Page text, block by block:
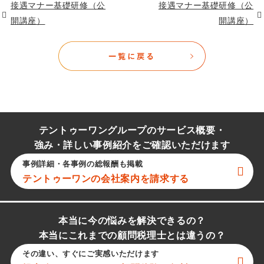
接遇マナー基礎研修（公
開講座）
接遇マナー基礎研修（公
開講座）
テントゥーワングループのサービス概要・
強み・詳しい事例紹介をご確認いただけます
事例詳細・各事例の総報酬も掲載
テントゥーワンの会社案内を請求する
本当に今の悩みを解決できるの？
本当にこれまでの顧問税理士とは違うの？
その違い、すぐにご実感いただけます